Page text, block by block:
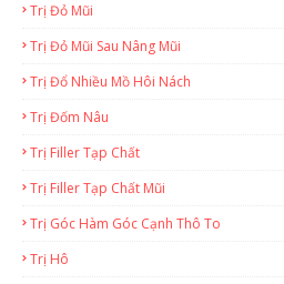
Trị Đỏ Mũi
Trị Đỏ Mũi Sau Nâng Mũi
Trị Đổ Nhiều Mồ Hôi Nách
Trị Đốm Nâu
Trị Filler Tạp Chất
Trị Filler Tạp Chất Mũi
Trị Góc Hàm Góc Cạnh Thô To
Trị Hô